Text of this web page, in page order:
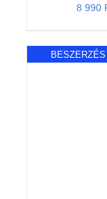
8 990
BESZERZÉS